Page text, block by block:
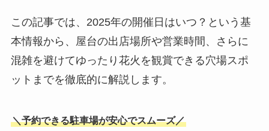
この記事では、2025年の開催日はいつ？という基
本情報から、屋台の出店場所や営業時間、さらに
混雑を避けてゆったり花火を観賞できる穴場スポ
ットまでを徹底的に解説します。
＼予約できる駐車場が安心でスムーズ／